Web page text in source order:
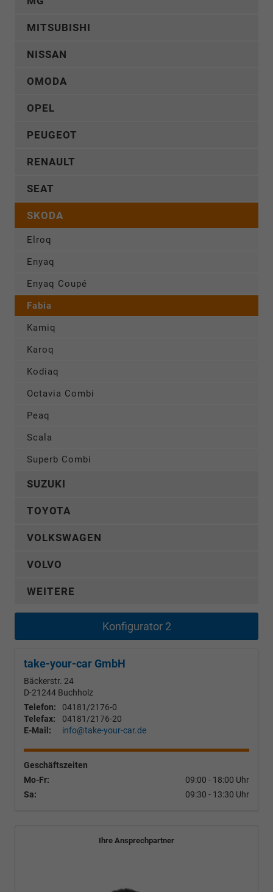
MITSUBISHI
NISSAN
OMODA
OPEL
PEUGEOT
RENAULT
SEAT
SKODA
Elroq
Enyaq
Enyaq Coupé
Fabia
Kamiq
Karoq
Kodiaq
Octavia Combi
Peaq
Scala
Superb Combi
SUZUKI
TOYOTA
VOLKSWAGEN
VOLVO
WEITERE
Konfigurator 2
take-your-car GmbH
Bäckerstr. 24
D-21244 Buchholz
Telefon:
04181/2176-0
Telefax:
04181/2176-20
E-Mail:
info@take-your-car.de
Geschäftszeiten
Mo-Fr:
09:00 - 18:00 Uhr
Sa:
09:30 - 13:30 Uhr
Ihre Ansprechpartner